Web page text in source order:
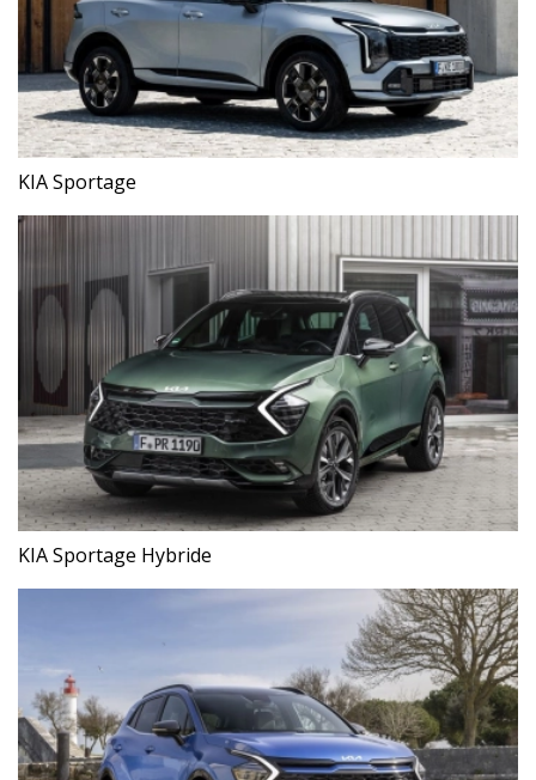
KIA Sportage
KIA Sportage Hybride